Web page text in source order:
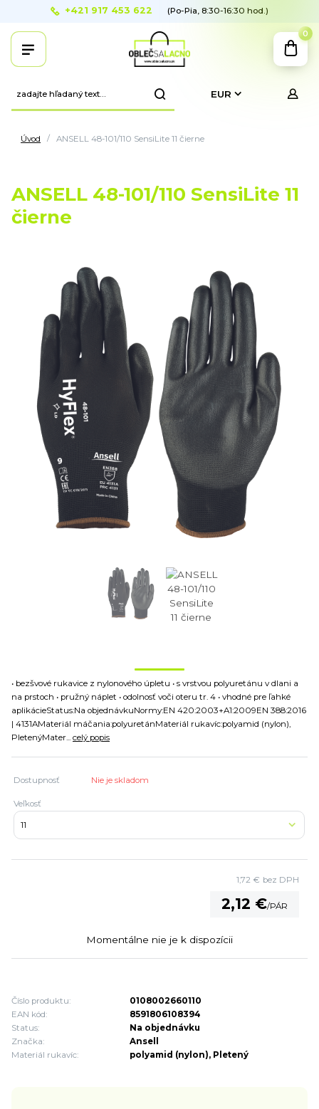
EUR
+421 917 453 622 (Po-Pia, 8:30-16:30 hod.)
0
Úvod ANSELL 48-101/110 SensiLite 11 čierne
ANSELL 48-101/110 SensiLite 11
čierne
• bezšvové rukavice z nylonového úpletu • s vrstvou polyuretánu v dlani a
na prstoch • pružný náplet • odolnosť voči oteru tr. 4 • vhodné pre ľahké
aplikácieStatus:Na objednávkuNormy:EN 420:2003+A1:2009EN 388:2016
| 4131AMateriál máčania:polyuretánMateriál rukavíc:polyamid (nylon),
PletenýMater... celý popis
Dostupnosť Nie je skladom
Veľkosť
2,12 €/PÁR
1,72 € bez DPH
Momentálne nie je k dispozícii
Číslo produktu:
0108002660110
EAN kód:
8591806108394
Status:
Na objednávku
Značka:
Ansell
Materiál rukavíc:
polyamid (nylon), Pletený